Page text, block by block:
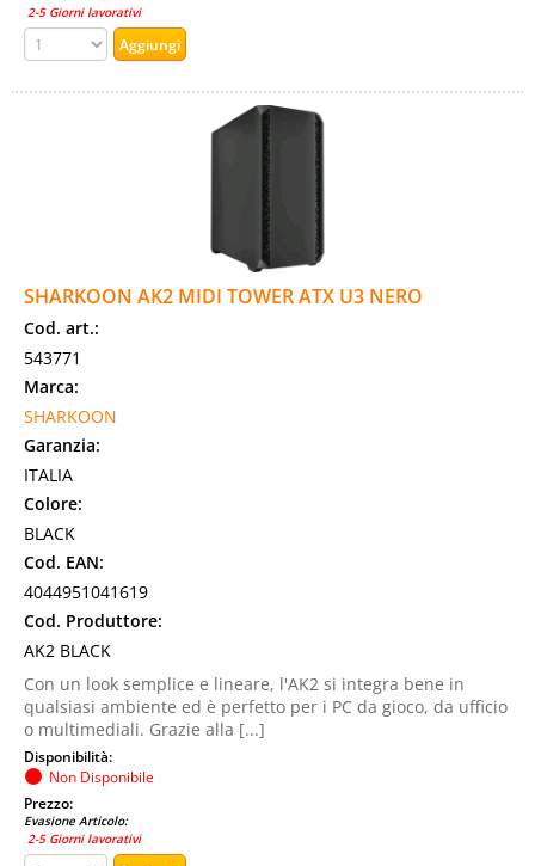
2-5 Giorni lavorativi
SHARKOON AK2 MIDI TOWER ATX U3 NERO
Cod. art.:
543771
Marca:
SHARKOON
Garanzia:
ITALIA
Colore:
BLACK
Cod. EAN:
4044951041619
Cod. Produttore:
AK2 BLACK
Con un look semplice e lineare, l'AK2 si integra bene in
qualsiasi ambiente ed è perfetto per i PC da gioco, da ufficio
o multimediali. Grazie alla [...]
Disponibilità:
Non Disponibile
Prezzo:
Evasione Articolo:
2-5 Giorni lavorativi